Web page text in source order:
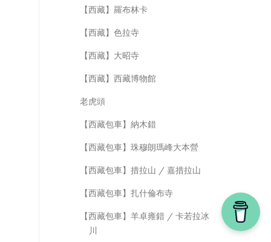
【西藏】羅布林卡
【西藏】色拉寺
【西藏】大昭寺
【西藏】西藏博物館
老虎頭
【西藏包車】納木錯
【西藏包車】珠穆朗瑪峰大本營
【西藏包車】措拉山 / 嘉措拉山
【西藏包車】扎什倫布寺
【西藏包車】羊卓雍錯 / 卡若拉冰
川